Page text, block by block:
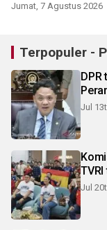
Jumat, 7 Agustus 2026
Terpopuler -
DPR
Jul
Jul